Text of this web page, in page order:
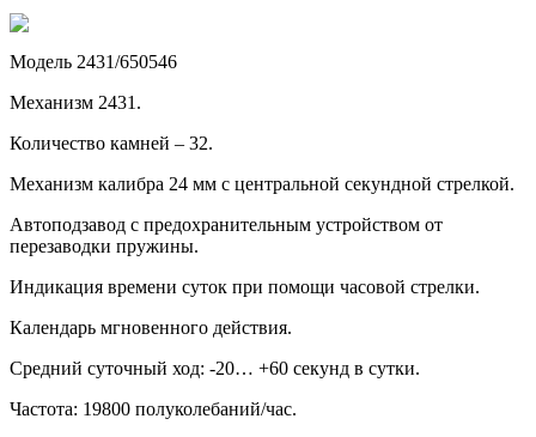
Модель 2431/650546
Механизм 2431.
Количество камней – 32.
Механизм калибра 24 мм с центральной секундной стрелкой.
Автоподзавод с предохранительным устройством от
перезаводки пружины.
Индикация времени суток при помощи часовой стрелки.
Календарь мгновенного действия.
Средний суточный ход: -20… +60 секунд в сутки.
Частота: 19800 полуколебаний/час.